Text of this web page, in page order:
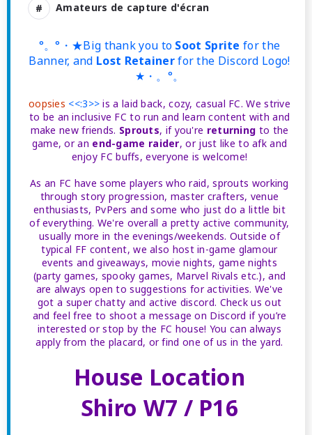
Amateurs de capture d'écran
°。°・★Big thank you to Soot Sprite for the
Banner, and Lost Retainerfor the Discord Logo!
★・。°。
oopsies <<:3>> is a laid back, cozy, casual FC. We strive
to be an inclusive FC to run and learn content with and
make new friends. Sprouts, if you're returning to the
game, or an end-game raider, or just like to afk and
enjoy FC buffs, everyone is welcome!
As an FC have some players who raid, sprouts working
through story progression, master crafters, venue
enthusiasts, PvPers and some who just do a little bit
of everything. We're overall a pretty active community,
usually more in the evenings/weekends. Outside of
typical FF content, we also host in-game glamour
events and giveaways, movie nights, game nights
(party games, spooky games, Marvel Rivals etc.), and
are always open to suggestions for activities. We've
got a super chatty and active discord. Check us out
and feel free to shoot a message on Discord if you’re
interested or stop by the FC house! You can always
apply from the placard, or find one of us in the yard.
House Location
Shiro W7 / P16